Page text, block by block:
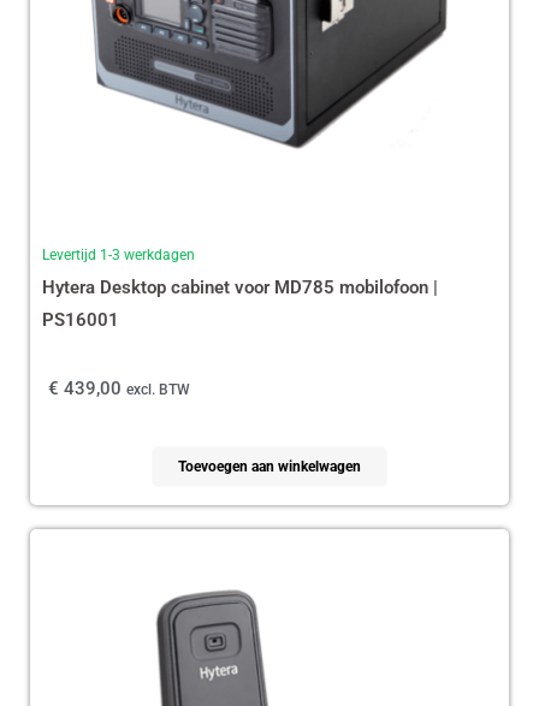
Levertijd 1-3 werkdagen
Hytera Desktop cabinet voor MD785 mobilofoon |
PS16001
€ 439,00 excl. BTW
Toevoegen aan winkelwagen